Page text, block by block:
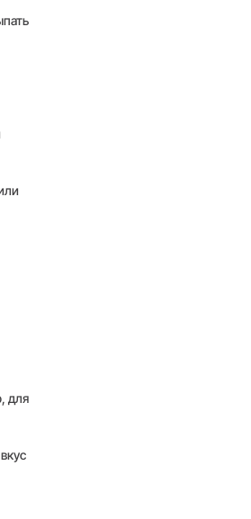
для